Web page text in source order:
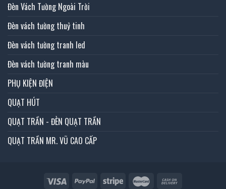
Đèn Vách Tường Ngoài Trời
Đèn vách tường thuỷ tinh
Đèn vách tường tranh led
Đèn vách tường tranh màu
PHỤ KIỆN ĐIỆN
QUẠT HÚT
QUẠT TRẦN - ĐÈN QUẠT TRẦN
QUẠT TRẦN MR. VŨ CAO CẤP